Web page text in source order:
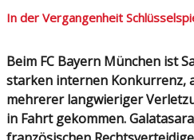
In der Vergangenheit
Beim FC Bayern München ist Sacha Boey aufgrund der
starken internen Konkurrenz,
mehrerer langwieriger
in Fahrt gekommen.